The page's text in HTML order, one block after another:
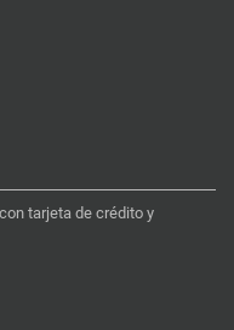
tarjeta de crédito y